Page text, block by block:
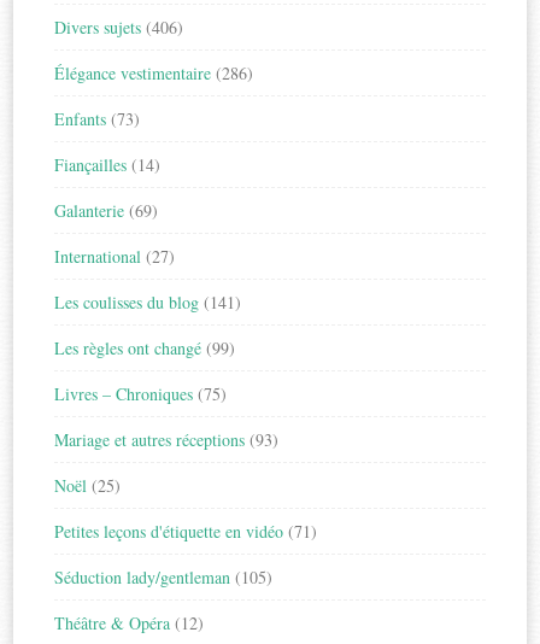
Divers sujets (406)
Élégance vestimentaire (286)
Enfants (73)
Fiançailles (14)
Galanterie (69)
International (27)
Les coulisses du blog (141)
Les règles ont changé (99)
Livres – Chroniques (75)
Mariage et autres réceptions (93)
Noël (25)
Petites leçons d'étiquette en vidéo (71)
Séduction lady/gentleman (105)
Théâtre & Opéra (12)